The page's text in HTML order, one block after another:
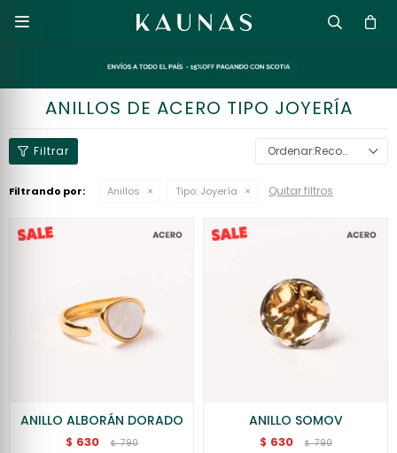

ANILLOS DE ACERO TIPO JOYERÍA
Recomendados
Filtrando por: Anillos Tipo: Joyería Quitar filtros
ANILLO ALBORÁN DORADO
$ 630 $ 790
ANILLO SOMOV
$ 630 $ 790